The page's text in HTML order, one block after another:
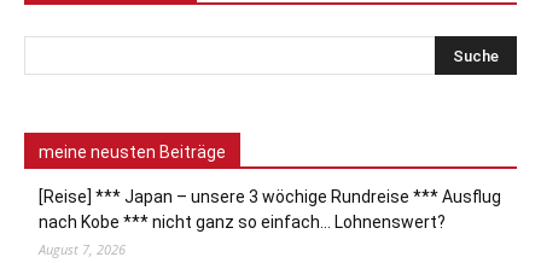
meine neusten Beiträge
[Reise] *** Japan – unsere 3 wöchige Rundreise *** Ausflug
nach Kobe *** nicht ganz so einfach… Lohnenswert?
August 7, 2026